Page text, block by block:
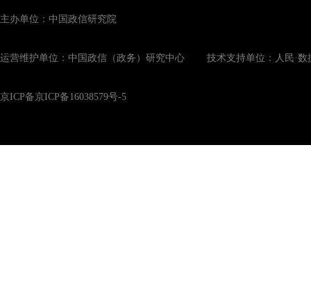
主办单位：中国政信研究院
运营维护单位：中国政信（政务）研究中心 技术支持单位：人民·数
京ICP备京ICP备16038579号-5